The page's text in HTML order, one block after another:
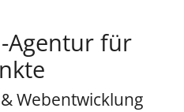
Agentur für
Webentwicklung